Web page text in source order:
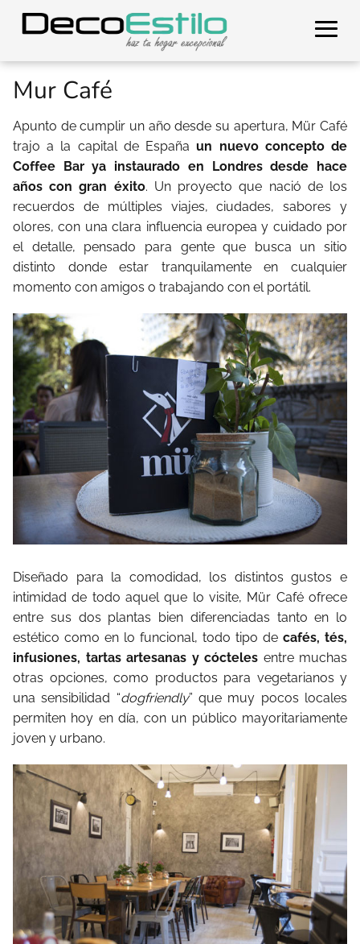
Mur Café
Apunto de cumplir un año desde su apertura, Mür Café
trajo a la capital de España un nuevo concepto de
Coffee Bar ya instaurado en Londres desde hace
años con gran éxito. Un proyecto que nació de los
recuerdos de múltiples viajes, ciudades, sabores y
olores, con una clara influencia europea y cuidado por
el detalle, pensado para gente que busca un sitio
distinto donde estar tranquilamente en cualquier
momento con amigos o trabajando con el portátil.
Diseñado para la comodidad, los distintos gustos e
intimidad de todo aquel que lo visite, Mür Café ofrece
entre sus dos plantas bien diferenciadas tanto en lo
estético como en lo funcional, todo tipo de cafés, tés,
infusiones, tartas artesanas y cócteles entre muchas
otras opciones, como productos para vegetarianos y
una sensibilidad “dogfriendly” que muy pocos locales
permiten hoy en día, con un público mayoritariamente
joven y urbano.